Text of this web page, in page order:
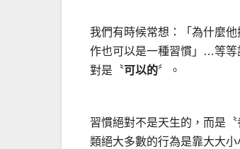
我們有時候常想：「為什麼
作也可以是一種習慣」…等等
對是〝可以的〞。
習慣絕對不是天生的，而是
類絕大多數的行為是靠大大小